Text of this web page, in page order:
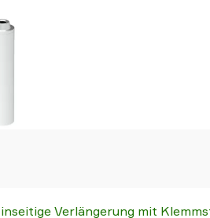
Verlängerung mit